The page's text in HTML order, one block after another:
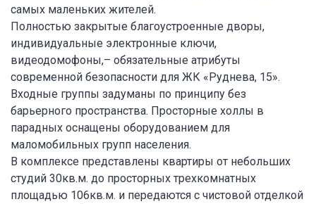
самых маленьких жителей.
Полностью закрытые благоустроенные дворы,
индивидуальные электронные ключи,
видеодомофоны,– обязательные атрибуты
современной безопасности для ЖК «Руднева, 15».
Входные группы задуманы по принципу без
барьерного пространства. Просторные холлы в
парадных оснащены оборудованием для
маломобильных групп населения.
В комплексе представлены квартиры от небольших
студий 30кв.м. до просторных трехкомнатных
площадью 106кв.м. и передаются с чистовой отделкой